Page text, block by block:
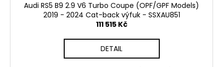
Audi RS5 B9 2.9 V6 Turbo Coupe (OPF/GPF Models)
2019 - 2024 Cat-back výfuk - SSXAU851
111 515 Kč
DETAIL